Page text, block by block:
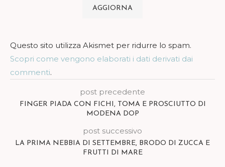
Questo sito utilizza Akismet per ridurre lo spam.
Scopri come vengono elaborati i dati derivati dai
commenti.
post precedente
FINGER PIADA CON FICHI, TOMA E PROSCIUTTO DI
MODENA DOP
post successivo
LA PRIMA NEBBIA DI SETTEMBRE, BRODO DI ZUCCA E
FRUTTI DI MARE